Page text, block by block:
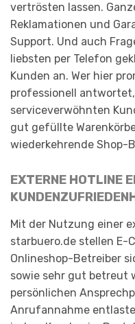
vertrösten lassen.
Reklamationen und
Support. Und auch
liebsten per Telefon
Kunden an. Wer hier
professionell
serviceverwöhnten
gut gefüllte
wiederkehrende Shop-
EXTERNE HOTLINE
Mit der Nutzung einer
starbuero.de stellen E-
Onlineshop-Betreiber
sowie sehr gut betreut
persönlichen
Anrufannahme